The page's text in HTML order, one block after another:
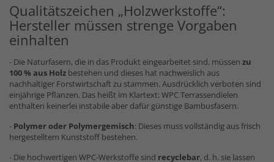
Qualitätszeichen „Holzwerkstoffe“:
Hersteller müssen strenge Vorgaben
einhalten
- Die Naturfasern, die in das Produkt eingearbeitet sind, müssen zu
100 % aus Holz bestehen und dieses hat nachweislich aus
nachhaltiger Forstwirtschaft zu stammen. Ausdrücklich verboten sind
einjährige Pflanzen. Das heißt im Klartext: WPC Terrassendielen
enthalten keinerlei instabile aber dafür günstige Bambusfasern.
- Polymer oder Polymergemisch: Dieses muss vollständig aus frisch
hergestelltem Kunststoff bestehen.
- Die hochwertigen WPC-Werkstoffe sind recyclebar, d. h. sie lassen